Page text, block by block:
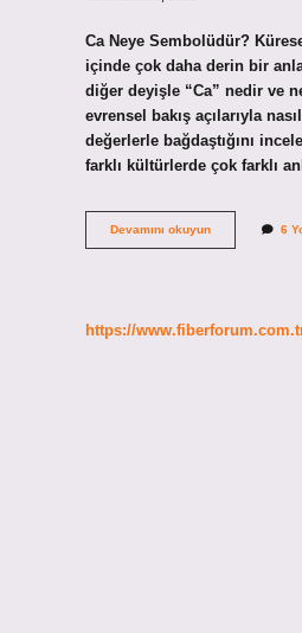
Ca Neye Sembolüdür?
içinde çok daha derin bir
diğer deyişle “Ca” nedir ve
evrensel bakış açılarıyla
değerlerle bağdaştığını
farklı kültürlerde çok farklı
Devamını okuyunCa
neyin
6
https://